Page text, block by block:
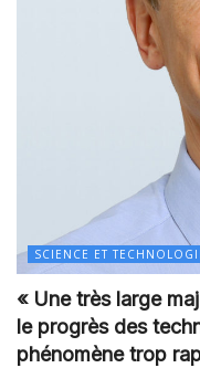
SCIENCE ET
« Une très large
le progrès des
phénomène trop